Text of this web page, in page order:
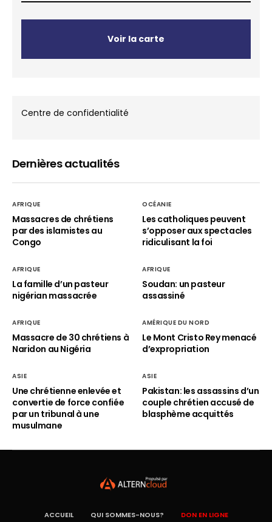
Voir la carte
Centre de confidentialité
Dernières actualités
AFRIQUE
Massacres de chrétiens
par des islamistes au
Congo
OCÉANIE
Les catholiques peuvent
s’opposer aux spectacles
ridiculisant la foi
AFRIQUE
La famille d’un pasteur
nigérian massacrée
AFRIQUE
Soudan: un pasteur
assassiné
AFRIQUE
Massacre de 30 chrétiens à
Naridon au Nigéria
AMÉRIQUE DU NORD
Le Mont Cristo Rey menacé
d’expropriation
ASIE
Une chrétienne enlevée et
convertie de force confiée
par un tribunal à une
musulmane
ASIE
Pakistan: les assassins d’un
couple chrétien accusé de
blasphème acquittés
ACCUEIL QUI SOMMES-NOUS? DON EN LIGNE